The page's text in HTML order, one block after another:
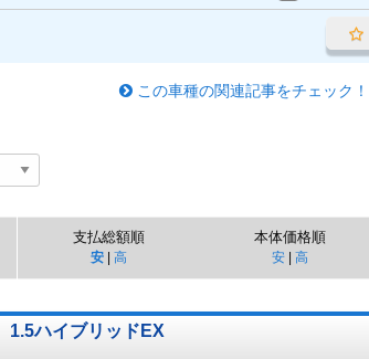
この車種の関連記事をチェック！
支払総額順
安| 高
本体価格順
安| 高
1.5ハイブリッドEX